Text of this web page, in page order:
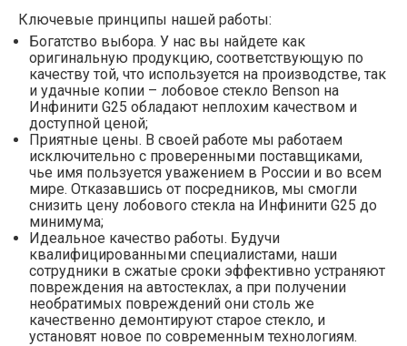
Ключевые принципы нашей работы:
Богатство выбора. У нас вы найдете как
оригинальную продукцию, соответствующую по
качеству той, что используется на производстве, так
и удачные копии – лобовое стекло Benson на
Инфинити G25 обладают неплохим качеством и
доступной ценой;
Приятные цены. В своей работе мы работаем
исключительно с проверенными поставщиками,
чье имя пользуется уважением в России и во всем
мире. Отказавшись от посредников, мы смогли
снизить цену лобового стекла на Инфинити G25 до
минимума;
Идеальное качество работы. Будучи
квалифицированными специалистами, наши
сотрудники в сжатые сроки эффективно устраняют
повреждения на автостеклах, а при получении
необратимых повреждений они столь же
качественно демонтируют старое стекло, и
установят новое по современным технологиям.